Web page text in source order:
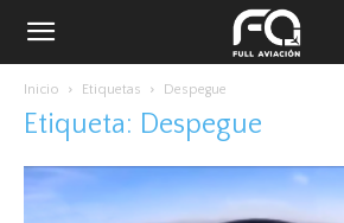
Inicio Etiquetas Despegue
Etiqueta: Despegue